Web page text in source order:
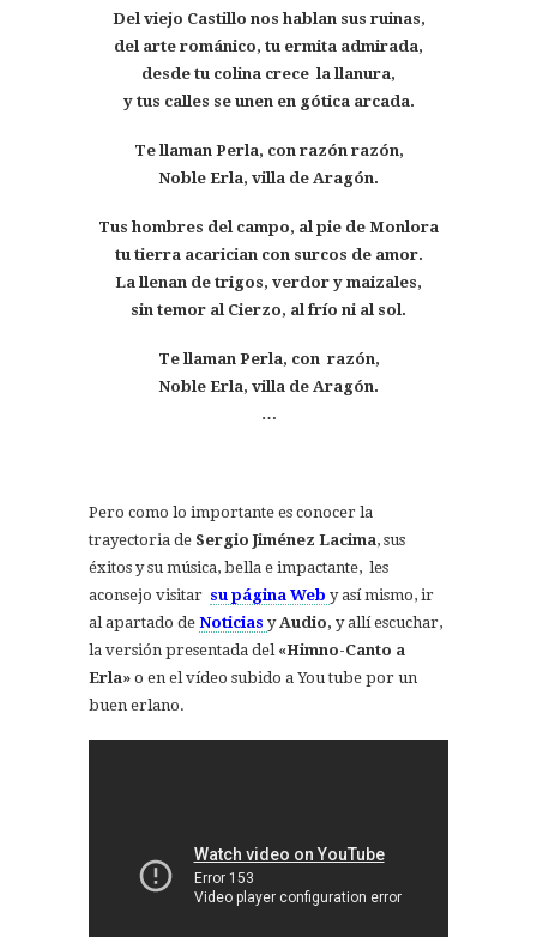
Del viejo Castillo nos hablan sus ruinas,
del arte románico, tu ermita admirada,
desde tu colina crece la llanura,
y tus calles se unen en gótica arcada.
Te llaman Perla, con razón razón,
Noble Erla, villa de Aragón.
Tus hombres del campo, al pie de Monlora
tu tierra acarician con surcos de amor.
La llenan de trigos, verdor y maizales,
sin temor al Cierzo, al frío ni al sol.
Te llaman Perla, con razón,
Noble Erla, villa de Aragón.
…
Pero como lo importante es conocer la
trayectoria de Sergio Jiménez Lacima, sus
éxitos y su música, bella e impactante, les
aconsejo visitar su página Web y así mismo, ir
al apartado de Noticias yAudio, y allí escuchar,
la versión presentada del «Himno-Canto a
Erla» o en el vídeo subido a You tube por un
buen erlano.